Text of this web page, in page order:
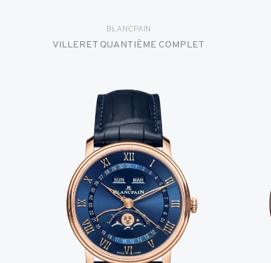
BLANCPAIN
VILLERET QUANTIÈME COMPLET